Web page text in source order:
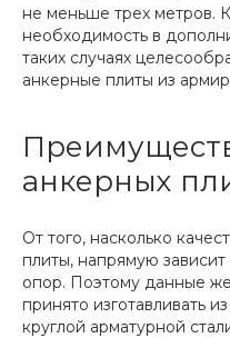
не меньше трех метров.
необходимость в
таких случаях
анкерные плиты из
анкерных
От того, насколько
плиты, напрямую
опор. Поэтому данные
принято изготавливать
круглой арматурной